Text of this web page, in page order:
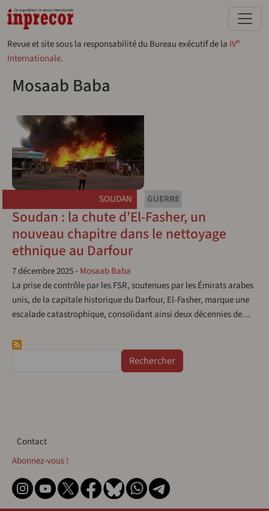
Aller au contenu principal
Revue et site sous la responsabilité du Bureau exécutif de la IVe
Internationale.
Mosaab Baba
SOUDAN GUERRE
Soudan : la chute d’El-Fasher, un
nouveau chapitre dans le nettoyage
ethnique au Darfour
7 décembre 2025- Mosaab Baba
La prise de contrôle par les FSR, soutenues par les Émirats arabes
unis, de la capitale historique du Darfour, El-Fasher, marque une
escalade catastrophique, consolidant ainsi deux décennies de…
Contact
Contact
Abonnez-vous !